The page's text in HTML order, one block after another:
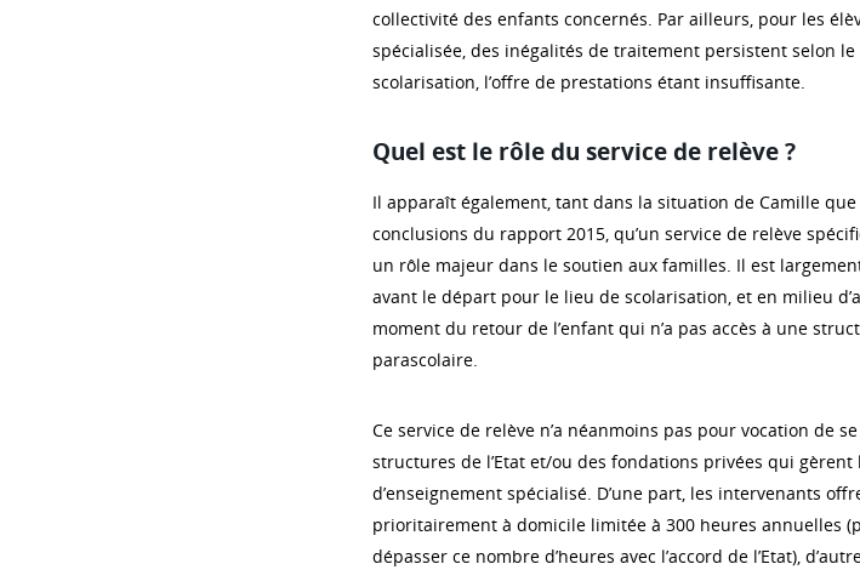
collectivité des enfants concernés. Par ailleurs, pour les
spécialisée, des inégalités de traitement persistent selon
scolarisation, l’offre de prestations étant insuffisante.
Quel est le rôle du service de relève ?
Il apparaît également, tant dans la situation de Camille que
conclusions du rapport 2015, qu’un service de relève
un rôle majeur dans le soutien aux familles. Il est
avant le départ pour le lieu de scolarisation, et en milieu
moment du retour de l’enfant qui n’a pas accès à une
parascolaire.
Ce service de relève n’a néanmoins pas pour vocation de
structures de l’Etat et/ou des fondations privées qui gèrent
d’enseignement spécialisé. D’une part, les intervenants
prioritairement à domicile limitée à 300 heures annuelles
dépasser ce nombre d’heures avec l’accord de l’Etat),